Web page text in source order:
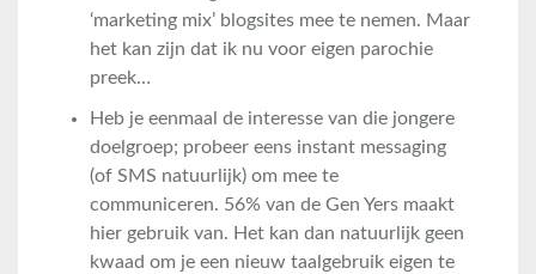
‘marketing mix’ blogsites mee te nemen. Maar
het kan zijn dat ik nu voor eigen parochie
preek…
Heb je eenmaal de interesse van die jongere
doelgroep; probeer eens instant messaging
(of SMS natuurlijk) om mee te
communiceren. 56% van de Gen Yers maakt
hier gebruik van. Het kan dan natuurlijk geen
kwaad om je een nieuw taalgebruik eigen te